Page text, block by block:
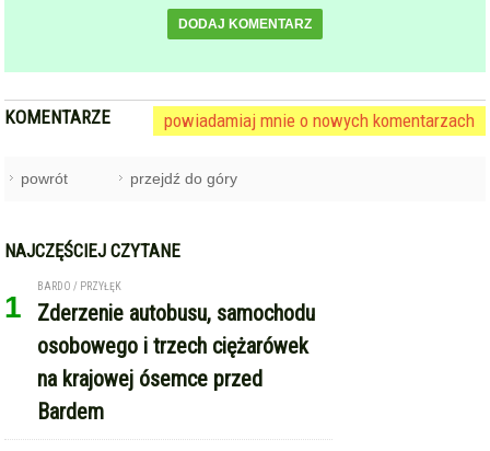
DODAJ KOMENTARZ
KOMENTARZE powiadamiaj mnie o nowych komentarzach
powrót przejdź do góry
NAJCZĘŚCIEJ CZYTANE
1
BARDO / PRZYŁĘK
Zderzenie autobusu, samochodu
osobowego i trzech ciężarówek
na krajowej ósemce przed
Bardem